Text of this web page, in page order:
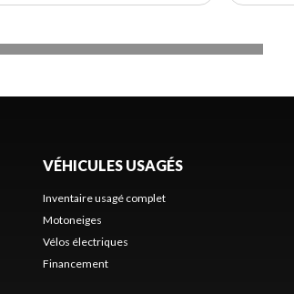
VÉHICULES USAGÉS
Inventaire usagé complet
Motoneiges
Vélos électriques
Financement